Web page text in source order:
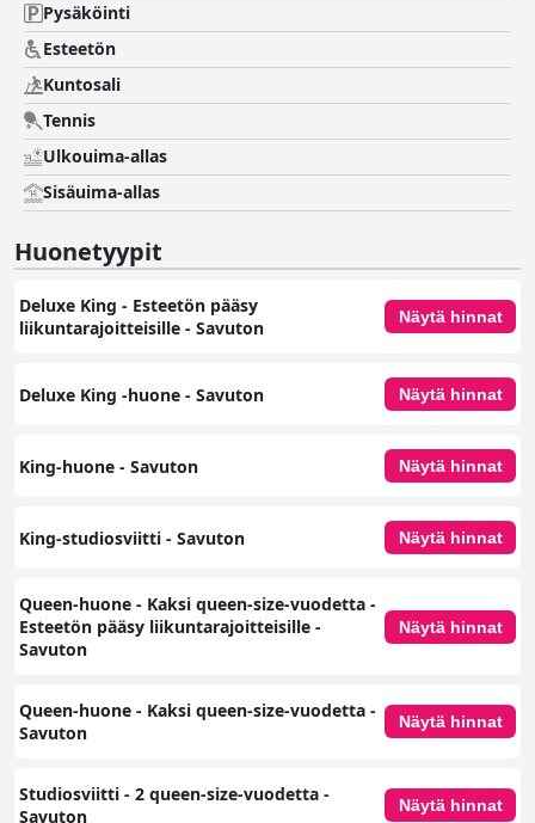
Pysäköinti
Esteetön
Kuntosali
Tennis
Ulkouima-allas
Sisäuima-allas
Huonetyypit
Deluxe King - Esteetön pääsy
liikuntarajoitteisille - Savuton
Näytä hinnat
Deluxe King -huone - Savuton Näytä hinnat
King-huone ‑ Savuton Näytä hinnat
King-studiosviitti - Savuton Näytä hinnat
Queen-huone - Kaksi queen-size-vuodetta -
Esteetön pääsy liikuntarajoitteisille -
Savuton
Näytä hinnat
Queen-huone - Kaksi queen-size-vuodetta -
Savuton
Näytä hinnat
Studiosviitti - 2 queen-size-vuodetta -
Savuton
Näytä hinnat